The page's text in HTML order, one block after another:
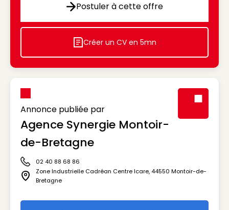
Postuler à cette offre
Postuler à cette offre
Icon decorative
Créer un CV en 5mn
Annonce publiée par
Agence Synergie Montoir-
de-Bretagne
Icône téléphone
02 40 88 68 86
Icône adresse
Zone Industrielle Cadréan Centre Icare, 44550 Montoir-de-
Bretagne